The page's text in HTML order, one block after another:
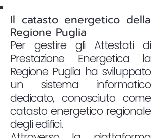
Il catasto energetico della
Regione Puglia
Per gestire gli Attestati di
Prestazione Energetica la
Regione Puglia ha sviluppato
un sistema informatico
dedicato, conosciuto come
catasto energetico regionale
degli edifici.